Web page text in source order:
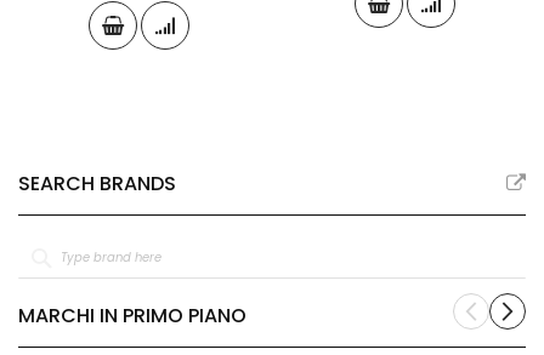
SEARCH BRANDS
MARCHI IN PRIMO PIANO